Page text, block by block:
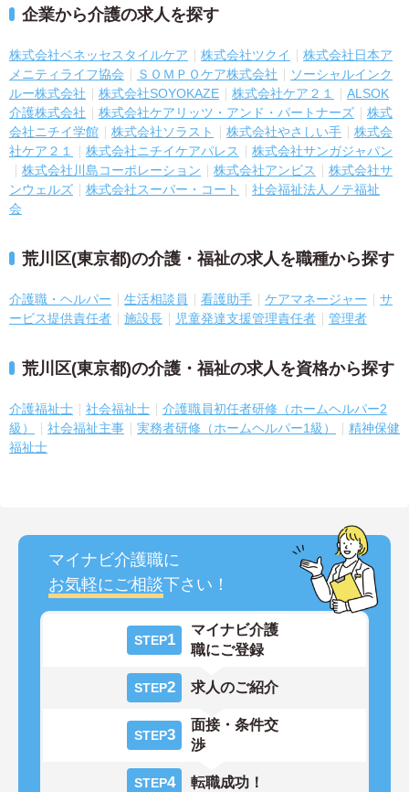
企業から介護の求人を探す
株式会社ベネッセスタイルケア 株式会社ツクイ
株式会社日本ア
メニティライフ協会
ＳＯＭＰＯケア株式会社
ソーシャルインク
ルー株式会社
株式会社SOYOKAZE 株式会社ケア２１
ALSOK
介護株式会社
株式会社ケアリッツ・アンド・パートナーズ
株式
会社ニチイ学館
株式会社ソラスト 株式会社やさしい手
株式会
社ケア２１
株式会社ニチイケアパレス
株式会社サンガジャパン
株式会社川島コーポレーション
株式会社アンビス
株式会社サ
ンウェルズ
株式会社スーパー・コート
社会福祉法人ノテ福祉
会
荒川区(東京都)の介護・福祉の求人を職種から探す
介護職・ヘルパー 生活相談員 看護助手 ケアマネージャー
サ
ービス提供責任者
施設長 児童発達支援管理責任者 管理者
荒川区(東京都)の介護・福祉の求人を資格から探す
介護福祉士 社会福祉士
介護職員初任者研修（ホームヘルパー2
級）
社会福祉主事 実務者研修（ホームヘルパー1級）
精神保健
福祉士
マイナビ介護職に
お気軽にご相談下さい！
STEP1
マイナビ介護
職にご登録
STEP2 求人のご紹介
STEP3
面接・条件交
渉
STEP4 転職成功！